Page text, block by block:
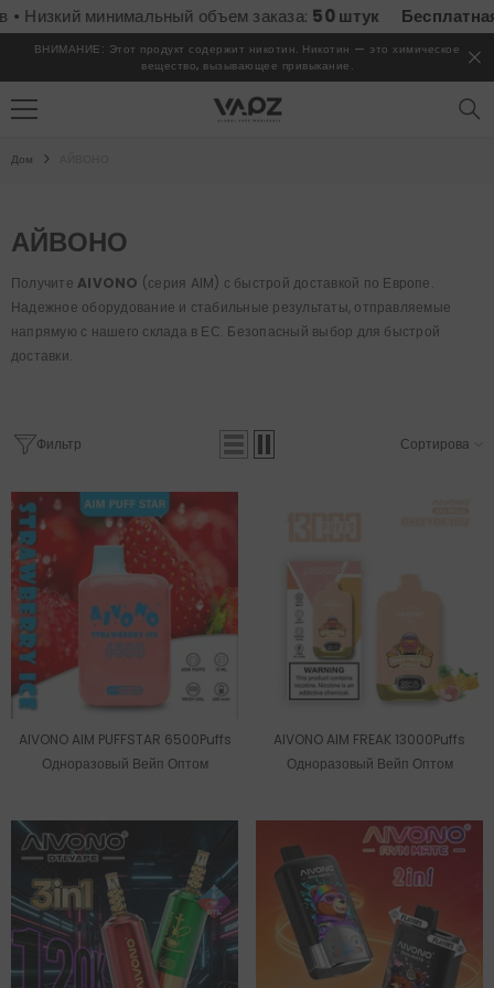
минимальный объем заказа:50 штук Бесплатная
ВНИМАНИЕ: Этот продукт содержит никотин. Никотин — это химическое
вещество, вызывающее привыкание.
Дом
АЙВОНО
ПолучитеAIVONO (серия AIM) с быстрой доставкой по Европе.
Надежное оборудование и стабильные результаты, отправляемые
напрямую с нашего склада в ЕС. Безопасный выбор для быстрой
доставки.
Фильтр Сортировать
AIVONO AIM PUFFSTAR 6500Puffs
Одноразовый Вейп Оптом
AIVONO AIM FREAK 13000Puffs
Одноразовый Вейп Оптом